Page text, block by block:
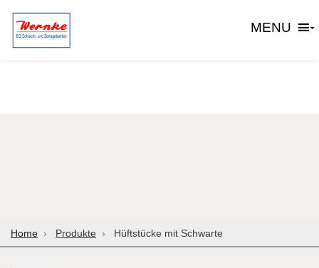
MENU
Home Produkte Hüftstücke mit Schwarte